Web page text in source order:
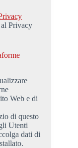
al Privacy
Web e di
di questo
Utenti
dati di